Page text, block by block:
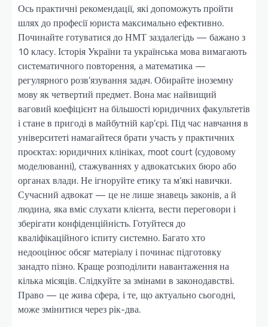
Ось практичні рекомендації, які допоможуть пройти
шлях до професії юриста максимально ефективно.
Починайте готуватися до НМТ заздалегідь — бажано з
10 класу. Історія України та українська мова вимагають
систематичного повторення, а математика —
регулярного розв’язування задач. Обирайте іноземну
мову як четвертий предмет. Вона має найвищий
ваговий коефіцієнт на більшості юридичних факультетів
і стане в пригоді в майбутній кар’єрі. Під час навчання в
університеті намагайтеся брати участь у практичних
проєктах: юридичних клініках, moot court (судовому
моделюванні), стажуваннях у адвокатських бюро або
органах влади. Не ігноруйте етику та м’які навички.
Сучасний адвокат — це не лише знавець законів, а й
людина, яка вміє слухати клієнта, вести переговори і
зберігати конфіденційність. Готуйтеся до
кваліфікаційного іспиту системно. Багато хто
недооцінює обсяг матеріалу і починає підготовку
занадто пізно. Краще розподілити навантаження на
кілька місяців. Слідкуйте за змінами в законодавстві.
Право — це жива сфера, і те, що актуально сьогодні,
може змінитися через рік-два.